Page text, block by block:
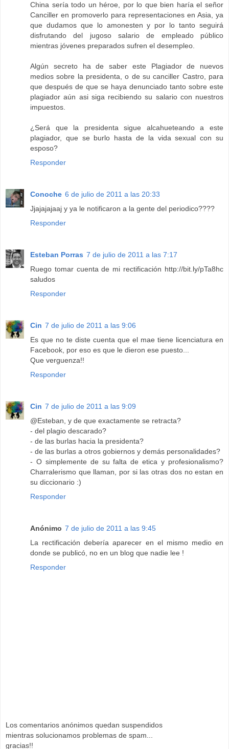
China sería todo un héroe, por lo que bien haría el señor
Canciller en promoverlo para representaciones en Asia, ya
que dudamos que lo amonesten y por lo tanto seguirá
disfrutando del jugoso salario de empleado público
mientras jóvenes preparados sufren el desempleo.
Algún secreto ha de saber este Plagiador de nuevos
medios sobre la presidenta, o de su canciller Castro, para
que después de que se haya denunciado tanto sobre este
plagiador aún asi siga recibiendo su salario con nuestros
impuestos.
¿Será que la presidenta sigue alcahueteando a este
plagiador, que se burlo hasta de la vida sexual con su
esposo?
Responder
Conoche 6 de julio de 2011 a las 20:33
Jjajajajaaj y ya le notificaron a la gente del periodico????
Responder
Esteban Porras 7 de julio de 2011 a las 7:17
Ruego tomar cuenta de mi rectificación http://bit.ly/pTa8hc
saludos
Responder
Cin 7 de julio de 2011 a las 9:06
Es que no te diste cuenta que el mae tiene licenciatura en
Facebook, por eso es que le dieron ese puesto...
Que verguenza!!
Responder
Cin 7 de julio de 2011 a las 9:09
@Esteban, y de que exactamente se retracta?
- del plagio descarado?
- de las burlas hacia la presidenta?
- de las burlas a otros gobiernos y demás personalidades?
- O simplemente de su falta de etica y profesionalismo?
Charralerismo que llaman, por si las otras dos no estan en
su diccionario :)
Responder
Anónimo 7 de julio de 2011 a las 9:45
La rectificación debería aparecer en el mismo medio en
donde se publicó, no en un blog que nadie lee !
Responder
Los comentarios anónimos quedan suspendidos
mientras solucionamos problemas de spam...
gracias!!